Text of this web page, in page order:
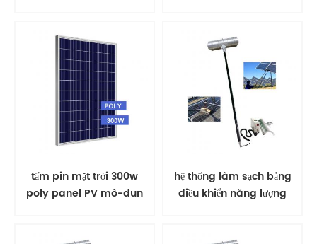
tấm pin mặt trời 300w
poly panel PV mô-đun
hệ thống làm sạch bảng
điều khiển năng lượng